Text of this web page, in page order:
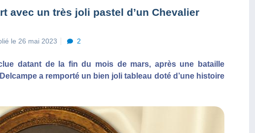
avec un très joli pastel d’un Chevalier
le 26 mai 2023 2
datant de la fin du mois de mars, après une bataille
a remporté un bien joli tableau doté d’une histoire